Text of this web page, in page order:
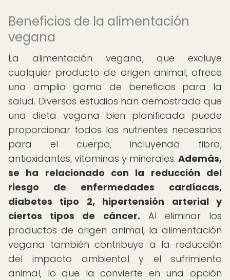
Beneficios de la alimentación
vegana
La alimentación vegana, que excluye
cualquier producto de origen animal, ofrece
una amplia gama de beneficios para la
salud. Diversos estudios han demostrado que
una dieta vegana bien planificada puede
proporcionar todos los nutrientes necesarios
para el cuerpo, incluyendo fibra,
antioxidantes, vitaminas y minerales. Además,
se ha relacionado con la reducción del
riesgo de enfermedades cardíacas,
diabetes tipo 2, hipertensión arterial y
ciertos tipos de cáncer. Al eliminar los
productos de origen animal, la alimentación
vegana también contribuye a la reducción
del impacto ambiental y el sufrimiento
animal, lo que la convierte en una opción